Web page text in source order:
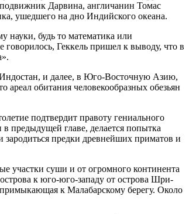
Дарвина, англичанин Томас
ушедшего на дно Индийского океана.
будь то математика или
Геккель пришел к выводу, что в
Индостан, и далее, в Юго-Восточную Азию,
обитания человекообразных обезьян
подтвердит правоту гениального
предыдущей главе, делается попытка
предки древнейших приматов и
участки суши и от огромного континента
к юго-юго-западу от острова Шри-
к Малабарскому берегу. Около